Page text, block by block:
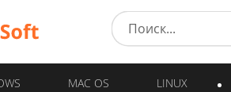
MAC OS LINUX